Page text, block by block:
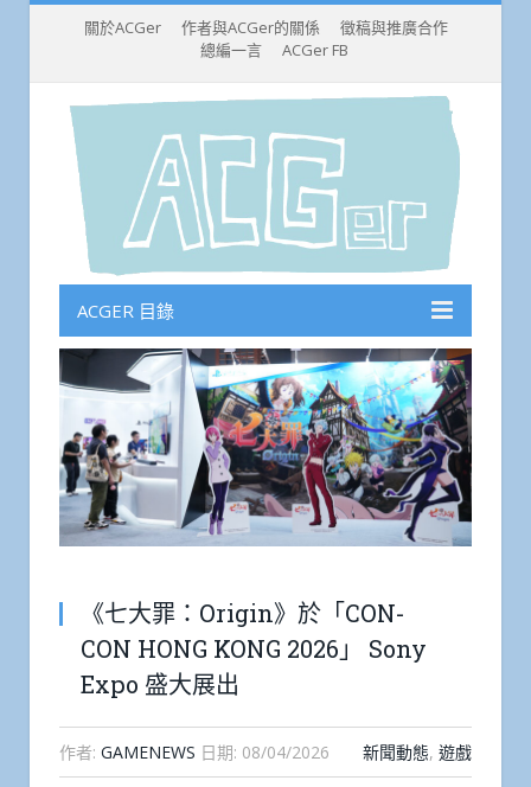
關於ACGer 作者與ACGer的關係
徵稿與推廣合作
總編一言
ACGer FB
ACGER 目錄
《七大罪：Origin》於「CON-
CON HONG KONG 2026」 Sony
Expo 盛大展出
作者: GAMENEWS 日期: 08/04/2026 新聞動態, 遊戲